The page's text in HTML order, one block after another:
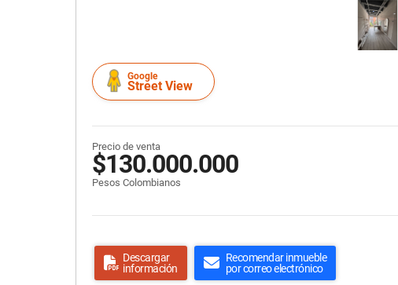
Google
Street View
Precio de venta
$130.000.000
Pesos Colombianos
Descargar
información
Recomendar inmueble
por correo electrónico